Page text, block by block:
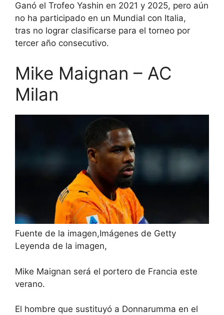
Ganó el Trofeo Yashin en 2021 y 2025, pero aún
no ha participado en un Mundial con Italia,
tras no lograr clasificarse para el torneo por
tercer año consecutivo.
Mike Maignan – AC
Milan
Fuente de la imagen,Imágenes de Getty
Leyenda de la imagen,
Mike Maignan será el portero de Francia este
verano.
El hombre que sustituyó a Donnarumma en el